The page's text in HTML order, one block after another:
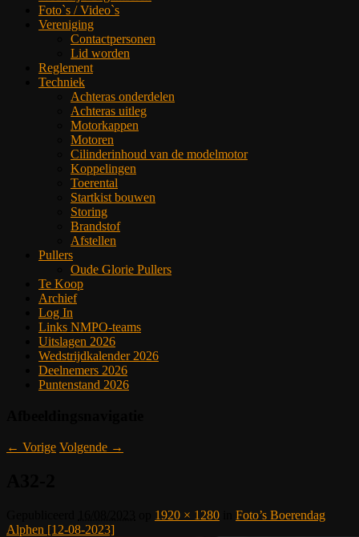
Foto`s / Video`s
Vereniging
Contactpersonen
Lid worden
Reglement
Techniek
Achteras onderdelen
Achteras uitleg
Motorkappen
Motoren
Cilinderinhoud van de modelmotor
Koppelingen
Toerental
Startkist bouwen
Storing
Brandstof
Afstellen
Pullers
Oude Glorie Pullers
Te Koop
Archief
Log In
Links NMPO-teams
Uitslagen 2026
Wedstrijdkalender 2026
Deelnemers 2026
Puntenstand 2026
← Vorige Volgende →
1920 × 1280
Foto’s Boerendag
Alphen [12-08-2023]